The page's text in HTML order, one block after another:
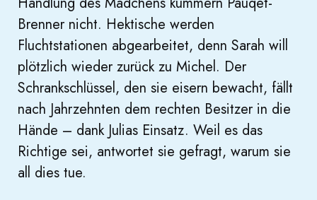
Brenner nicht. Hektische werden
Fluchtstationen abgearbeitet, denn Sarah will
plötzlich wieder zurück zu Michel. Der
Schrankschlüssel, den sie eisern bewacht, fällt
nach Jahrzehnten dem rechten Besitzer in die
Hände – dank Julias Einsatz. Weil es das
Richtige sei, antwortet sie gefragt, warum sie
all dies tue.